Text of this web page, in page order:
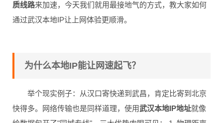
质线路来加速，今天我们就用最接地气的方式，教大家如何
通过武汉本地IP让上网体验更顺滑。
为什么本地IP能让网速起飞？
举个现实例子：从汉口寄快递到武昌，肯定比寄到北京
快得多。网络传输也是同样道理，使用武汉本地IP地址就像